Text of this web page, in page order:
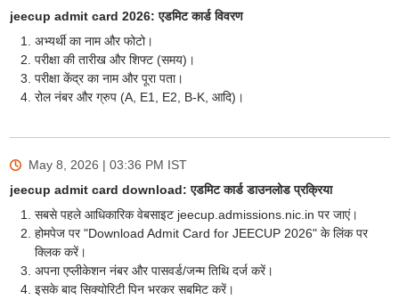
jeecup admit card 2026: एडमिट कार्ड विवरण
अभ्यर्थी का नाम और फोटो।
परीक्षा की तारीख और शिफ्ट (समय)।
परीक्षा केंद्र का नाम और पूरा पता।
रोल नंबर और ग्रुप (A, E1, E2, B-K, आदि)।
May 8, 2026 | 03:36 PM IST
jeecup admit card download: एडमिट कार्ड डाउनलोड प्रक्रिया
सबसे पहले आधिकारिक वेबसाइट jeecup.admissions.nic.in पर जाएं।
होमपेज पर "Download Admit Card for JEECUP 2026" के लिंक पर
क्लिक करें।
अपना एप्लीकेशन नंबर और पासवर्ड/जन्म तिथि दर्ज करें।
इसके बाद सिक्योरिटी पिन भरकर सबमिट करें।